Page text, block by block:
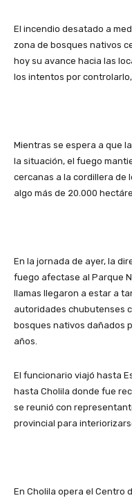
El incendio desatado a
zona de bosques nativos
hoy su avance hacia las
los intentos por
Mientras se espera a que
la situación, el fuego
cercanas a la cordillera de
algo más de 20.000
En la jornada de ayer, la
fuego afectase al Parque
llamas llegaron a estar a
autoridades chubutenses
bosques nativos dañados
años.
El funcionario viajó hasta
hasta Cholila donde fue
se reunió con
provincial para
En Cholila opera el Centro